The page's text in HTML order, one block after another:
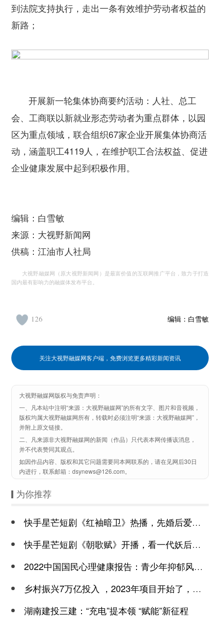
到法院支持执行，走出一条有效维护劳动者权益的
新路；
开展新一轮集体协商要约活动： 人社、总工
会、工商联以新就业形态劳动者为重点群体，以园
区为重点领域，联合组织67家企业开展集体协商活
动，涵盖职工4119人，在维护职工合法权益、促进
企业健康发展中起到积极作用。
编辑：白雪敏
来源：大视野新闻网
供稿：江油市人社局
大视野融媒网（原大视野新闻网）是最富价值的互联网推广平台，致力于打造
国内最有影响力的融媒体发布平台。
编辑： 白雪敏
126
关注大视野融媒网客户端，免费浏览更多精彩新闻资讯
大视野融媒网版权与免责声明：
一、凡本站中注明“来源：大视野融媒网”的所有文字、图片和音视频，
版权均属大视野融媒网所有，转载时必须注明“来源：大视野融媒网”，
并附上原文链接。
二、凡来源非大视野融媒网的新闻（作品）只代表本网传播该消息，
并不代表赞同其观点。
如因作品内容、版权和其它问题需要同本网联系的，请在见网后30日
内进行，联系邮箱：dsynews@126.com。
为你推荐
快手星芒短剧《红袖暗卫》热播，先婚后爱诠释别样浪漫
快手星芒短剧《朝歌赋》开播，看一代妖后与心机皇上极限拉扯
2022中国国民心理健康报告：青少年抑郁风险高于成年
乡村振兴7万亿投入 ，2023年项目开始了，总有一个适合你
湖南建投三建：“充电”提本领 “赋能”新征程